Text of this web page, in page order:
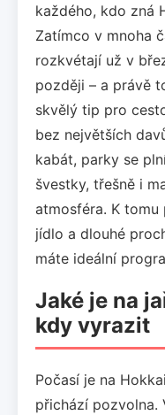
každého, kdo zná
Zatímco v mnoha
rozkvétají už v
později – a právě
skvělý tip pro
bez největších
kabát, parky se
švestky, třešně i
atmosféra. K
jídlo a dlouhé
máte ideální
Jaké je na
kdy vyrazit
Počasí je na
přichází pozvolna.